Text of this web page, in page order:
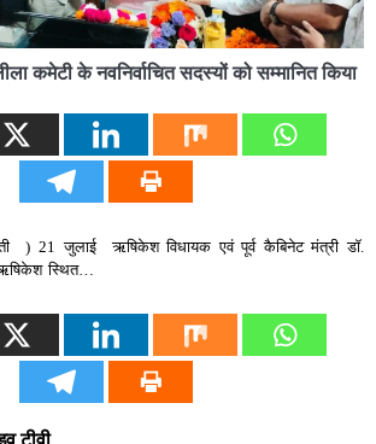
कमेटी के नवनिर्वाचित सदस्यों को सम्मानित किया
) 21 जुलाई ऋषिकेश विधायक एवं पूर्व कैबिनेट मंत्री डॉ.
स्थित…